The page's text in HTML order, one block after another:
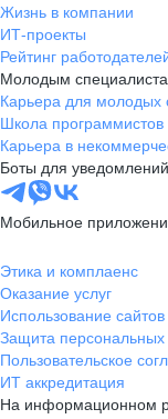
Жизнь в компании
ИТ-проекты
Рейтинг
Молодым
Карьера для молодых
Школа программистов
Карьера в
Боты для уведомлений
Мобильное
Этика и комплаенс
Оказание услуг
Использование сайтов
Защита
Пользовательское
ИТ аккредитация
На информационном